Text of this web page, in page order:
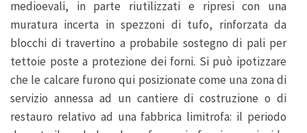
medioevali, in parte riutilizzati e ripresi con una
muratura incerta in spezzoni di tufo, rinforzata da
blocchi di travertino a probabile sostegno di pali per
tettoie poste a protezione dei forni. Si può ipotizzare
che le calcare furono qui posizionate come una zona di
servizio annessa ad un cantiere di costruzione o di
restauro relativo ad una fabbrica limitrofa: il periodo